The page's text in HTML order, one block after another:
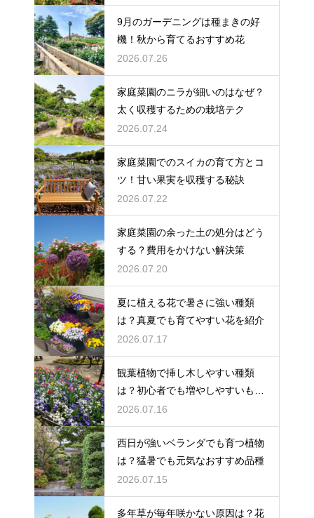
9月のガーデニングは種まきの好
機！秋から育てるおすすめ花
2026.07.26
家庭菜園のニラが細いのはなぜ？
太く収穫するための栽培テク
2026.07.24
家庭菜園でのスイカの育て方とコ
ツ！甘い果実を収穫する秘訣
2026.07.22
家庭菜園の余った土の処分はどう
する？費用をかけない解決策
2026.07.20
夏に植える花で暑さに強い種類
は？真夏でも育てやすい花を紹介
2026.07.17
観葉植物で挿し木しやすい種類
は？初心者でも増やしやすいもの
を紹介
2026.07.16
西日が強いベランダでも育つ植物
は？猛暑でも元気なおすすめ品種
2026.07.15
多年草が毎年咲かない原因は？花